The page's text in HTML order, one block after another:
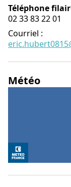
Téléphone
02 33 83 22 01
Courriel :
Météo